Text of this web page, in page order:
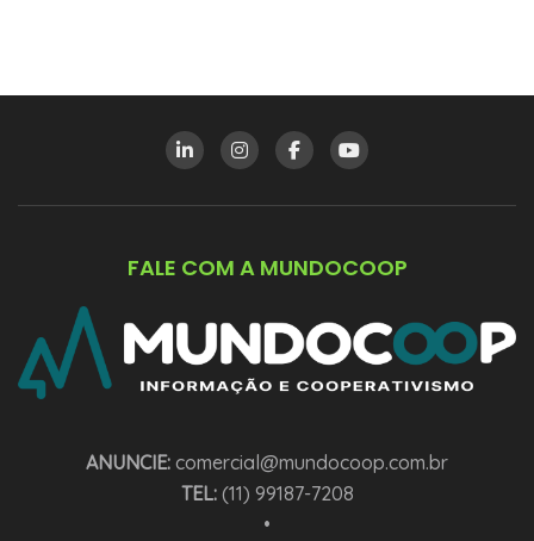
FALE COM A MUNDOCOOP
ANUNCIE: comercial@mundocoop.com.br
TEL:(11) 99187-7208
•